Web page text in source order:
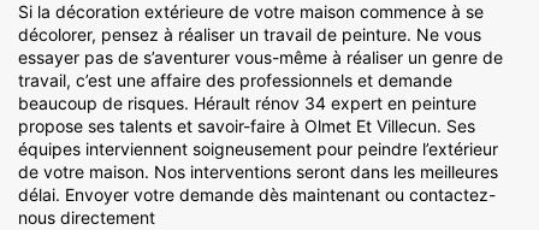
Si la décoration extérieure de votre maison commence à se
décolorer, pensez à réaliser un travail de peinture. Ne vous
essayer pas de s’aventurer vous-même à réaliser un genre de
travail, c’est une affaire des professionnels et demande
beaucoup de risques. Hérault rénov 34 expert en peinture
propose ses talents et savoir-faire à Olmet Et Villecun. Ses
équipes interviennent soigneusement pour peindre l’extérieur
de votre maison. Nos interventions seront dans les meilleures
délai. Envoyer votre demande dès maintenant ou contactez-
nous directement